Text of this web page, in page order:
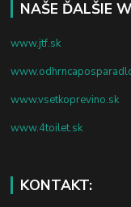
NAŠE ĎALŠIE
www.jtf.sk
www.vsetkoprevino.sk
www.4toilet.sk
KONTAKT: